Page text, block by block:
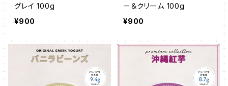
グレイ 100g
¥900
ー＆クリーム 100g
¥900